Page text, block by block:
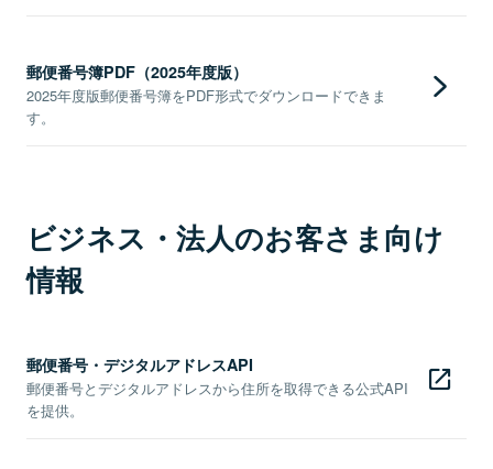
郵便番号簿PDF（2025年度版）
2025年度版郵便番号簿をPDF形式でダウンロードできま
す。
ビジネス・法人のお客さま向け
情報
郵便番号・デジタルアドレスAPI
郵便番号とデジタルアドレスから住所を取得できる公式API
を提供。